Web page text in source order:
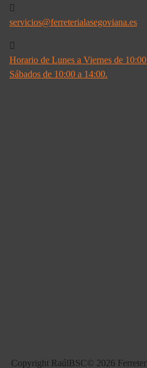
servicios@ferreterialasegoviana.es
Horario de Lunes a Viernes de
Sábados de 10:00 a 14:00.
Copyright RaúlBSC© 2026